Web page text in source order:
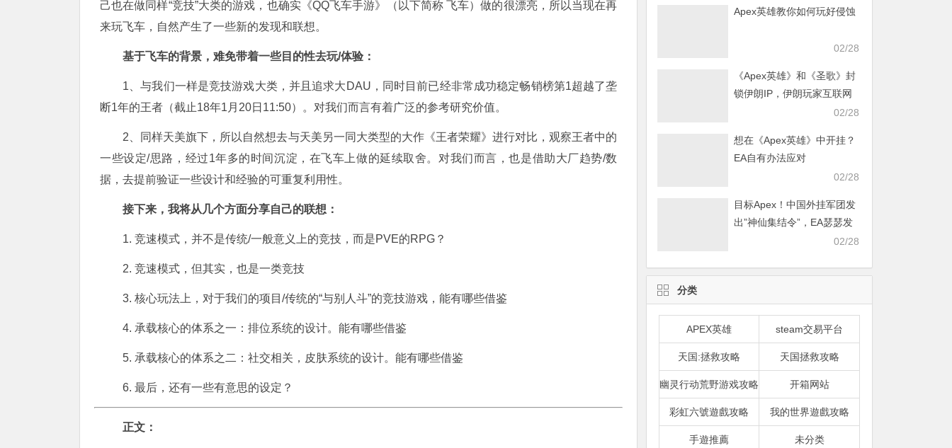
己也在做同样“竞技”大类的游戏，也确实《QQ飞车手游》（以下简称 飞车）做的很漂亮，所以当现在再
来玩飞车，自然产生了一些新的发现和联想。
基于飞车的背景，难免带着一些目的性去玩/体验：
1、与我们一样是竞技游戏大类，并且追求大DAU，同时目前已经非常成功稳定畅销榜第1超越了垄
断1年的王者（截止18年1月20日11:50）。对我们而言有着广泛的参考研究价值。
2、同样天美旗下，所以自然想去与天美另一同大类型的大作《王者荣耀》进行对比，观察王者中的
一些设定/思路，经过1年多的时间沉淀，在飞车上做的延续取舍。对我们而言，也是借助大厂趋势/数
据，去提前验证一些设计和经验的可重复利用性。
接下来，我将从几个方面分享自己的联想：
1. 竞速模式，并不是传统/一般意义上的竞技，而是PVE的RPG？
2. 竞速模式，但其实，也是一类竞技
3. 核心玩法上，对于我们的项目/传统的“与别人斗”的竞技游戏，能有哪些借鉴
4. 承载核心的体系之一：排位系统的设计。能有哪些借鉴
5. 承载核心的体系之二：社交相关，皮肤系统的设计。能有哪些借鉴
6. 最后，还有一些有意思的设定？
正文：
Apex英雄教你如何玩好侵蚀
02/28
《Apex英雄》和《圣歌》封
锁伊朗IP，伊朗玩家互联网
02/28
想在《Apex英雄》中开挂？
EA自有办法应对
02/28
目标Apex！中国外挂军团发
出”神仙集结令”，EA瑟瑟发
02/28
分类
APEX英雄 steam交易平台
天国:拯救攻略 天国拯救攻略
幽灵行动荒野游戏攻略 开箱网站
彩虹六號遊戲攻略 我的世界遊戲攻略
手遊推薦 未分类